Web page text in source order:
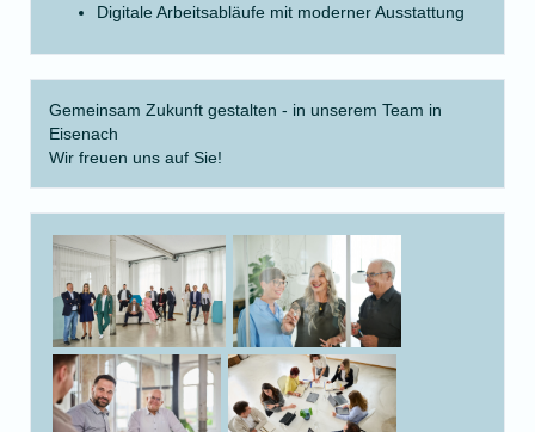
Digitale Arbeitsabläufe mit moderner Ausstattung
Gemeinsam Zukunft gestalten - in unserem Team in
Eisenach
Wir freuen uns auf Sie!